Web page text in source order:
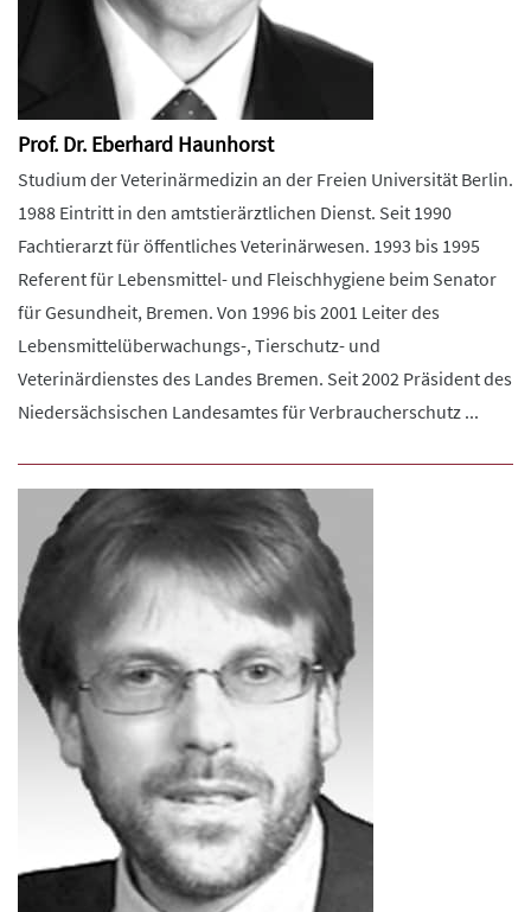
Prof. Dr. Eberhard Haunhorst
Studium der Veterinärmedizin an der Freien Universität Berlin.
1988 Eintritt in den amtstierärztlichen Dienst. Seit 1990
Fachtierarzt für öffentliches Veterinärwesen. 1993 bis 1995
Referent für Lebensmittel- und Fleischhygiene beim Senator
für Gesundheit, Bremen. Von 1996 bis 2001 Leiter des
Lebensmittelüberwachungs-, Tierschutz- und
Veterinärdienstes des Landes Bremen. Seit 2002 Präsident des
Niedersächsischen Landesamtes für Verbraucherschutz ...